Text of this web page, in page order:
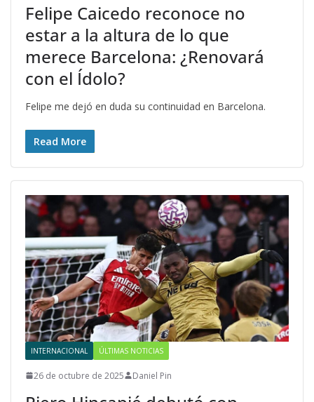
Felipe Caicedo reconoce no
estar a la altura de lo que
merece Barcelona: ¿Renovará
con el Ídolo?
Felipe me dejó en duda su continuidad en Barcelona.
Read More
INTERNACIONAL ÚLTIMAS NOTICIAS
26 de octubre de 2025 Daniel Pin